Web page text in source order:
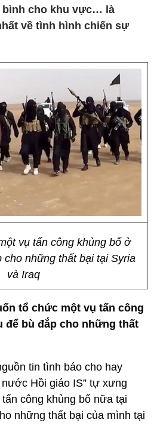
bình cho khu vực… là
về tình hình chiến sự
vụ tấn công khủng bố ở
cho những thất bại tại Syria
và Iraq
tổ chức một vụ tấn công
để bù đắp cho những thất
tin tình báo cho hay
Hồi giáo IS” tự xưng
công khủng bố nữa tại
những thất bại của mình tại